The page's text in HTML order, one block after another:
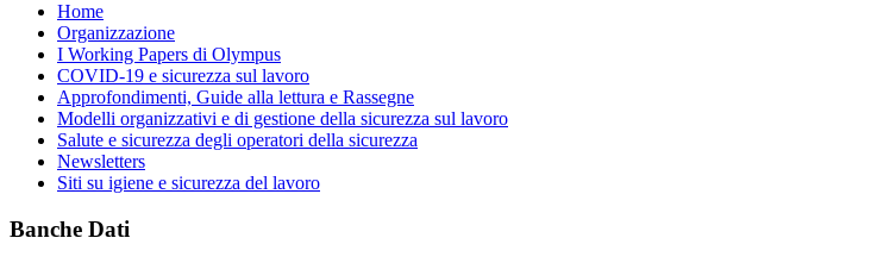
Home
Organizzazione
I Working Papers di Olympus
COVID-19 e sicurezza sul lavoro
Approfondimenti, Guide alla lettura e Rassegne
Modelli organizzativi e di gestione della sicurezza sul lavoro
Salute e sicurezza degli operatori della sicurezza
Newsletters
Siti su igiene e sicurezza del lavoro
Banche Dati